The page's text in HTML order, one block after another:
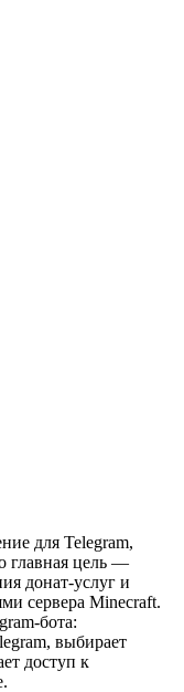
для Telegram,
главная цель —
донат-услуг и
сервера Minecraft.
бота:
выбирает
доступ к